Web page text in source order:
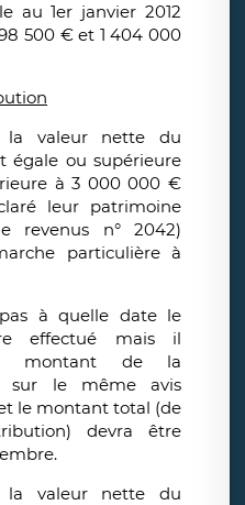
au 1er janvier 2012
500 € et 1 404 000
la valeur nette du
égale ou supérieure
à 3 000 000 €
leur patrimoine
revenus n° 2042)
particulière à
à quelle date le
effectué mais il
montant de la
sur le même avis
le montant total (de
devra être
la valeur nette du